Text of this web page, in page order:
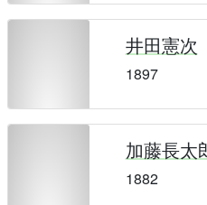
井田憲次
1897
加藤長太
1882